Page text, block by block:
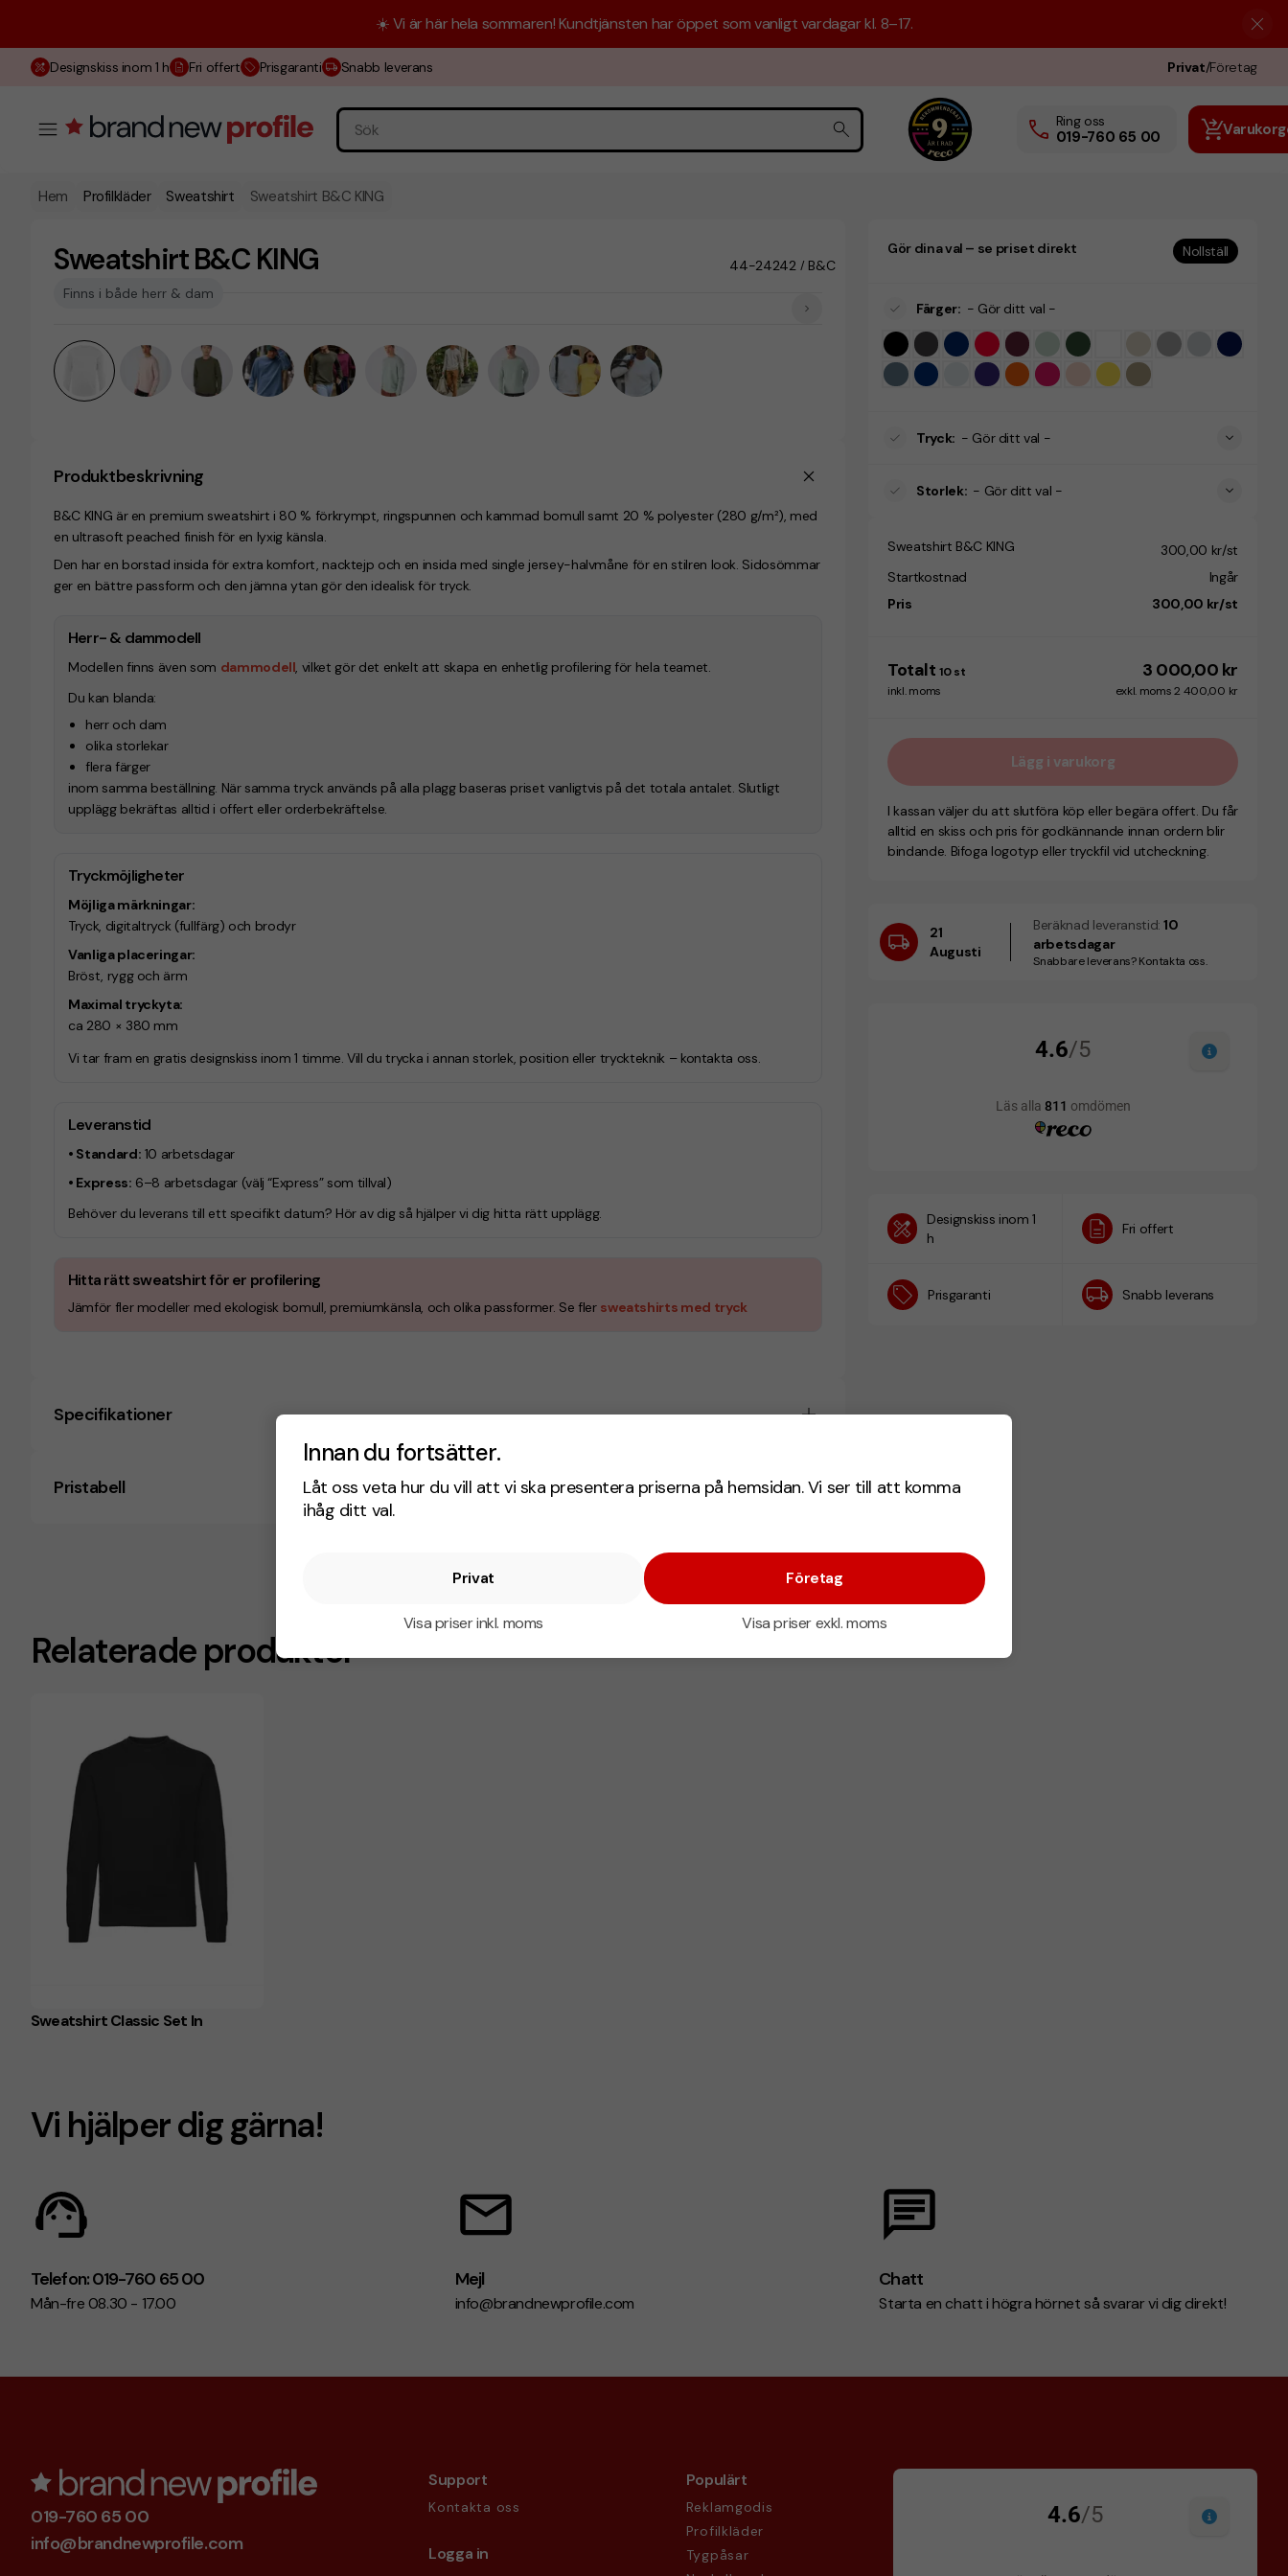
Innan du fortsätter.
Låt oss veta hur du vill att vi ska presentera priserna på hemsidan. Vi ser till att komma
ihåg ditt val.
Privat
Visa priser inkl. moms
Företag
Visa priser exkl. moms
☀️ Vi är här hela sommaren! Kundtjänsten har öppet som vanligt vardagar kl. 8–17.
Designskiss inom 1 h Fri offert Prisgaranti Snabb leverans Privat/Företag
Ring oss
019-760 65 00
Hem Profilkläder Sweatshirt Sweatshirt B&C KING
Sweatshirt B&C KING 44-24242 / B&C
Finns i både herr & dam
Produktbeskrivning
B&C KING är en premium sweatshirt i 80 % förkrympt, ringspunnen och kammad bomull samt 20 % polyester (280 g/m²), med
en ultrasoft peached finish för en lyxig känsla.
Den har en borstad insida för extra komfort, nacktejp och en insida med single jersey-halvmåne för en stilren look. Sidosömmar
ger en bättre passform och den jämna ytan gör den idealisk för tryck.
Herr- & dammodell
Modellen finns även som dammodell, vilket gör det enkelt att skapa en enhetlig profilering för hela teamet.
Du kan blanda:
herr och dam
olika storlekar
flera färger
inom samma beställning. När samma tryck används på alla plagg baseras priset vanligtvis på det totala antalet. Slutligt
upplägg bekräftas alltid i offert eller orderbekräftelse.
Tryckmöjligheter
Möjliga märkningar:
Tryck, digitaltryck (fullfärg) och brodyr
Vanliga placeringar:
Bröst, rygg och ärm
Maximal tryckyta:
ca 280 × 380 mm
Vi tar fram en gratis designskiss inom 1 timme. Vill du trycka i annan storlek, position eller tryckteknik – kontakta oss.
Leveranstid
• Standard: 10 arbetsdagar
• Express: 6–8 arbetsdagar (välj “Express” som tillval)
Behöver du leverans till ett specifikt datum? Hör av dig så hjälper vi dig hitta rätt upplägg.
Hitta rätt sweatshirt för er profilering
Jämför fler modeller med ekologisk bomull, premiumkänsla, och olika passformer. Se fler sweatshirts med tryck
Specifikationer
Pristabell
Gör dina val – se priset direkt Nollställ
Färger: - Gör ditt val -
Tryck: - Gör ditt val -
Storlek: - Gör ditt val -
Sweatshirt B&C KING
300,00 kr/st
Startkostnad
Ingår
Pris
300,00 kr/st
Totalt 10 st 3 000,00 kr
inkl. moms exkl. moms 2 400,00 kr
Lägg i varukorg
I kassan väljer du att slutföra köp eller begära offert. Du får
alltid en skiss och pris för godkännande innan ordern blir
bindande. Bifoga logotyp eller tryckfil vid utcheckning.
21
Augusti
Beräknad leveranstid: 10
arbetsdagar
Snabbare leverans? Kontakta oss.
Designskiss inom 1
h
Fri offert
Prisgaranti Snabb leverans
Relaterade produkter
Sweatshirt Classic Set In
Vi hjälper dig gärna!
Telefon: 019-760 65 00
Mån-fre 08.30 - 17.00
Mejl
info@brandnewprofile.com
Chatt
Starta en chatt i högra hörnet så svarar vi dig direkt!
019-760 65 00
info@brandnewprofile.com
Support
Kontakta oss
Logga in
Populärt
Reklamgodis
Profilkläder
Tygpåsar